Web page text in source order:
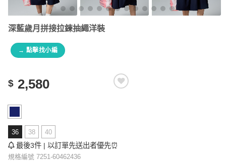
深藍歲月拼接拉鍊抽繩洋裝
→ 點擊找小編
$ 2,580
36 38 40
最後3件 | 以訂單先送出者優先⏰
規格編號 7251-60462436